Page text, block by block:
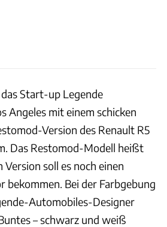
das Start-up Legende
Angeles mit einem schicken
Version des Renault R5
Das Restomod-Modell heißt
Version soll es noch einen
bekommen. Bei der Farbgebung
Automobiles-Designer
– schwarz und weiß